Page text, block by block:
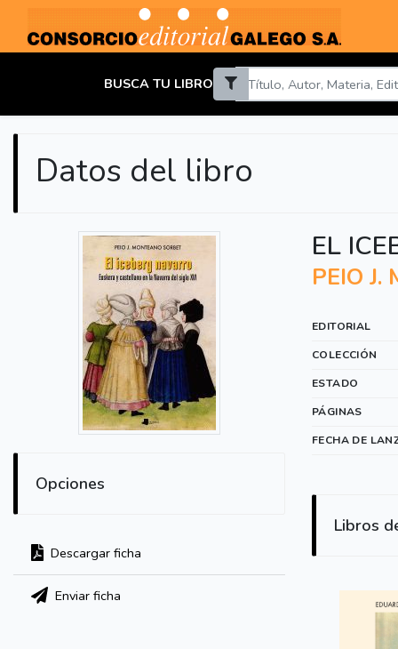
BUSCA TU LIBRO
Datos del libro
Opciones
Descargar ficha
Enviar ficha
EL
PEIO J.
EDITORIAL
COLECCIÓN
ESTADO
PÁGINAS
FECHA DE
Libros